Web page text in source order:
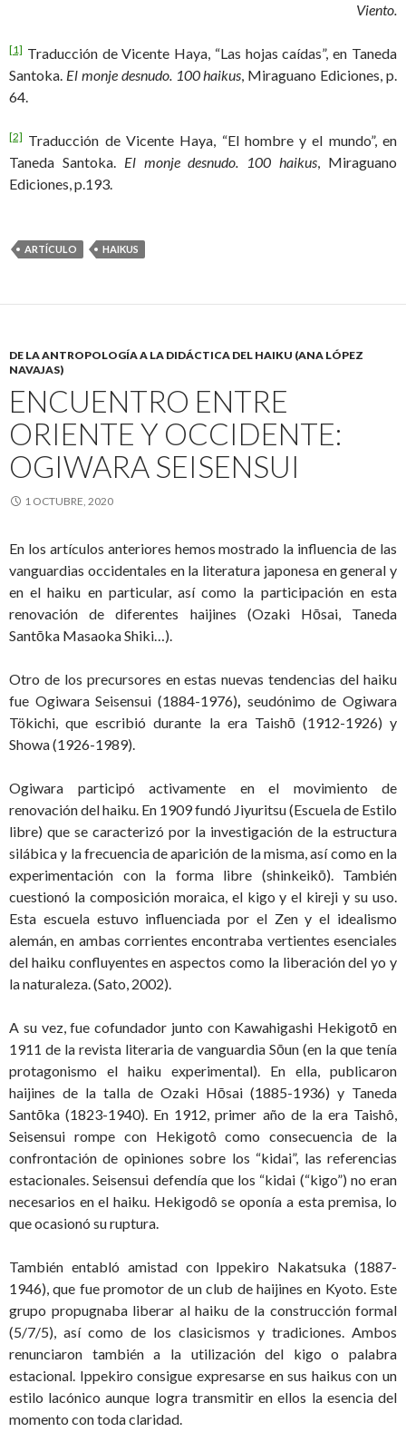
Viento.
[1] Traducción de Vicente Haya, “Las hojas caídas”, en Taneda
Santoka. El monje desnudo. 100 haikus, Miraguano Ediciones, p.
64.
[2] Traducción de Vicente Haya, “El hombre y el mundo”, en
Taneda Santoka. El monje desnudo. 100 haikus, Miraguano
Ediciones, p.193.
ARTÍCULO HAIKUS
DE LA ANTROPOLOGÍA A LA DIDÁCTICA DEL HAIKU (ANA LÓPEZ
NAVAJAS)
ENCUENTRO ENTRE
ORIENTE Y OCCIDENTE:
OGIWARA SEISENSUI
1 OCTUBRE, 2020
En los artículos anteriores hemos mostrado la influencia de las
vanguardias occidentales en la literatura japonesa en general y
en el haiku en particular, así como la participación en esta
renovación de diferentes haijines (Ozaki Hōsai, Taneda
Santōka Masaoka Shiki…).
Otro de los precursores en estas nuevas tendencias del haiku
fue Ogiwara Seisensui (1884-1976), seudónimo de Ogiwara
Tökichi, que escribió durante la era Taishō (1912-1926) y
Showa (1926-1989).
Ogiwara participó activamente en el movimiento de
renovación del haiku. En 1909 fundó Jiyuritsu (Escuela de Estilo
libre) que se caracterizó por la investigación de la estructura
silábica y la frecuencia de aparición de la misma, así como en la
experimentación con la forma libre (shinkeikō). También
cuestionó la composición moraica, el kigo y el kireji y su uso.
Esta escuela estuvo influenciada por el Zen y el idealismo
alemán, en ambas corrientes encontraba vertientes esenciales
del haiku confluyentes en aspectos como la liberación del yo y
la naturaleza. (Sato, 2002).
A su vez, fue cofundador junto con Kawahigashi Hekigotō en
1911 de la revista literaria de vanguardia Sōun (en la que tenía
protagonismo el haiku experimental). En ella, publicaron
haijines de la talla de Ozaki Hōsai (1885-1936) y Taneda
Santōka (1823-1940). En 1912, primer año de la era Taishô,
Seisensui rompe con Hekigotô como consecuencia de la
confrontación de opiniones sobre los “kidai”, las referencias
estacionales. Seisensui defendía que los “kidai (“kigo”) no eran
necesarios en el haiku. Hekigodô se oponía a esta premisa, lo
que ocasionó su ruptura.
También entabló amistad con Ippekiro Nakatsuka (1887-
1946), que fue promotor de un club de haijines en Kyoto. Este
grupo propugnaba liberar al haiku de la construcción formal
(5/7/5), así como de los clasicismos y tradiciones. Ambos
renunciaron también a la utilización del kigo o palabra
estacional. Ippekiro consigue expresarse en sus haikus con un
estilo lacónico aunque logra transmitir en ellos la esencia del
momento con toda claridad.